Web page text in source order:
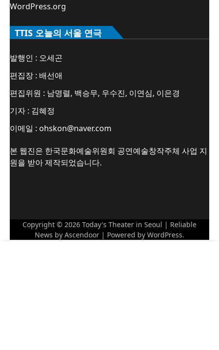
WordPress.org
TTIS 오늘의 서울 연극
발행인 : 오세곤
편집장 : 배선애
편집위원 : 남명렬, 백승무, 우수진, 이연심, 이은경
기자 : 김혜정
이메일 : ohskon@naver.com
본 웹진은 한국문화예술위원회 공연예술창작주체 사업 지
원을 받아 제작되었습니다.
Copyright © 2026 Today's Theater in Seoul | Reliable
News by Ascendoor | Powered by WordPress.